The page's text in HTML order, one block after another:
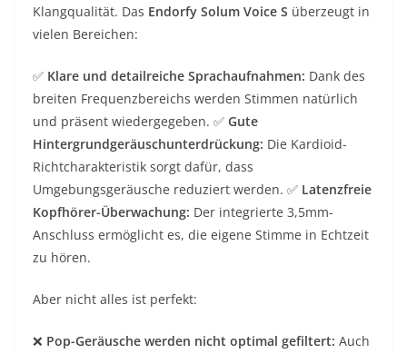
Klangqualität. Das Endorfy Solum Voice S überzeugt in
vielen Bereichen:
✅ Klare und detailreiche Sprachaufnahmen: Dank des
breiten Frequenzbereichs werden Stimmen natürlich
und präsent wiedergegeben. ✅ Gute
Hintergrundgeräuschunterdrückung: Die Kardioid-
Richtcharakteristik sorgt dafür, dass
Umgebungsgeräusche reduziert werden. ✅ Latenzfreie
Kopfhörer-Überwachung: Der integrierte 3,5mm-
Anschluss ermöglicht es, die eigene Stimme in Echtzeit
zu hören.
Aber nicht alles ist perfekt:
❌ Pop-Geräusche werden nicht optimal gefiltert: Auch